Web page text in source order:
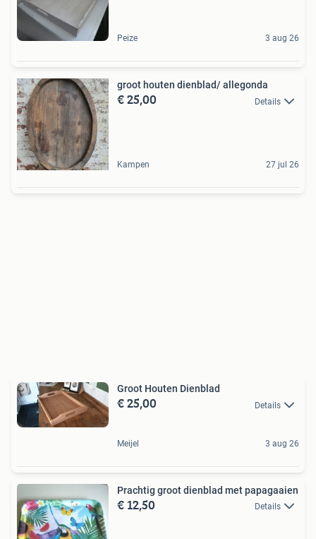
Peize 3 aug 26
groot houten dienblad/ allegonda
€ 25,00 Details
Kampen 27 jul 26
Groot Houten Dienblad
€ 25,00 Details
Meijel 3 aug 26
Prachtig groot dienblad met papagaaien
€ 12,50 Details